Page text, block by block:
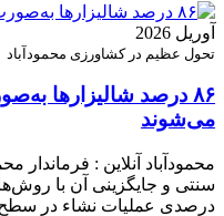
آوریل 2026
تحول عظیم در کشاورزی محمودآباد
۸۶ درصد شالیزارها
می‌شوند
محمودآباد آنلاین : فرماندار
درصدی عملیات نشاء در سطح